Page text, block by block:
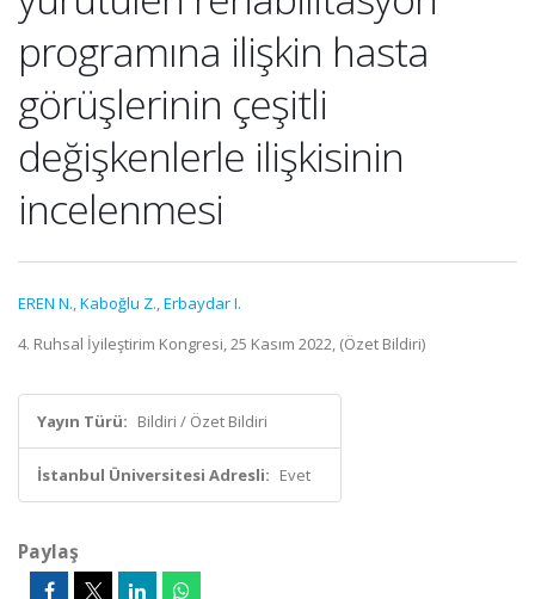
programına ilişkin hasta
görüşlerinin çeşitli
değişkenlerle ilişkisinin
incelenmesi
EREN N.,Kaboğlu Z.,Erbaydar I.
4. Ruhsal İyileştirim Kongresi, 25 Kasım 2022, (Özet Bildiri)
Yayın Türü: Bildiri / Özet Bildiri
İstanbul Üniversitesi Adresli: Evet
Paylaş